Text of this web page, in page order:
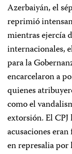
Azerbaiyán, el
reprimió
mientras ejercía
internacionales,
para la
encarcelaron a
quienes
como el
extorsión. El
acusaciones
en represalia